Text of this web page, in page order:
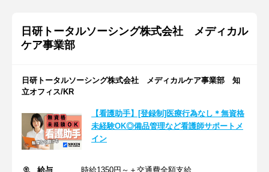
日研トータルソーシング株式会社 メディカル
ケア事業部
日研トータルソーシング株式会社 メディカルケア事業部 知
立オフィス/KR
【看護助手】[登録制]医療行為なし＊無資格
未経験OK◎備品管理など看護師サポートメ
イン
給与
時給1350円～＋交通費全額支給